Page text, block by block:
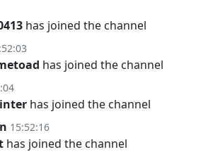
has joined the channel
has joined the channel
has joined the channel
15:52:16
has joined the channel